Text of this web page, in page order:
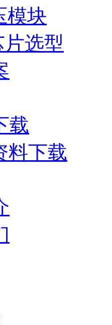
模块
选型
载
料下载